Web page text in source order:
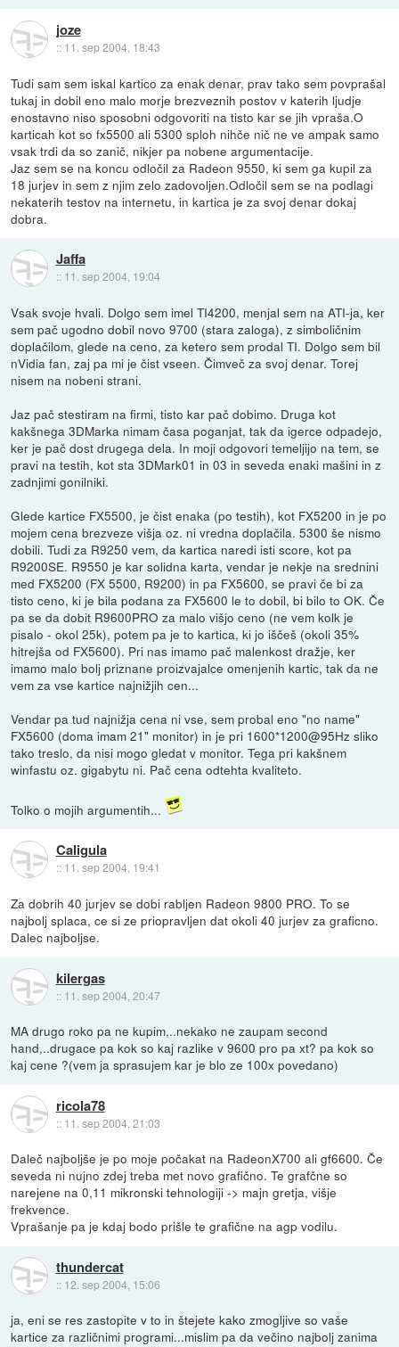
joze
:: 11. sep 2004, 18:43
Tudi sam sem iskal kartico za enak denar, prav tako sem povprašal
tukaj in dobil eno malo morje brezveznih postov v katerih ljudje
enostavno niso sposobni odgovoriti na tisto kar se jih vpraša.O
karticah kot so fx5500 ali 5300 sploh nihče nič ne ve ampak samo
vsak trdi da so zanič, nikjer pa nobene argumentacije.
Jaz sem se na koncu odločil za Radeon 9550, ki sem ga kupil za
18 jurjev in sem z njim zelo zadovoljen.Odločil sem se na podlagi
nekaterih testov na internetu, in kartica je za svoj denar dokaj
dobra.
Jaffa
:: 11. sep 2004, 19:04
Vsak svoje hvali. Dolgo sem imel TI4200, menjal sem na ATI-ja, ker
sem pač ugodno dobil novo 9700 (stara zaloga), z simboličnim
doplačilom, glede na ceno, za ketero sem prodal TI. Dolgo sem bil
nVidia fan, zaj pa mi je čist vseen. Čimveč za svoj denar. Torej
nisem na nobeni strani.
Jaz pač stestiram na firmi, tisto kar pač dobimo. Druga kot
kakšnega 3DMarka nimam časa poganjat, tak da igerce odpadejo,
ker je pač dost drugega dela. In moji odgovori temeljijo na tem, se
pravi na testih, kot sta 3DMark01 in 03 in seveda enaki mašini in z
zadnjimi gonilniki.
Glede kartice FX5500, je čist enaka (po testih), kot FX5200 in je po
mojem cena brezveze višja oz. ni vredna doplačila. 5300 še nismo
dobili. Tudi za R9250 vem, da kartica naredi isti score, kot pa
R9200SE. R9550 je kar solidna karta, vendar je nekje na srednini
med FX5200 (FX 5500, R9200) in pa FX5600, se pravi če bi za
tisto ceno, ki je bila podana za FX5600 le to dobil, bi bilo to OK. Če
pa se da dobit R9600PRO za malo višjo ceno (ne vem kolk je
pisalo - okol 25k), potem pa je to kartica, ki jo iščeš (okoli 35%
hitrejša od FX5600). Pri nas imamo pač malenkost dražje, ker
imamo malo bolj priznane proizvajalce omenjenih kartic, tak da ne
vem za vse kartice najnižjih cen...
Vendar pa tud najnižja cena ni vse, sem probal eno "no name"
FX5600 (doma imam 21" monitor) in je pri 1600*1200@95Hz sliko
tako treslo, da nisi mogo gledat v monitor. Tega pri kakšnem
winfastu oz. gigabytu ni. Pač cena odtehta kvaliteto.
Tolko o mojih argumentih...
Caligula
:: 11. sep 2004, 19:41
Za dobrih 40 jurjev se dobi rabljen Radeon 9800 PRO. To se
najbolj splaca, ce si ze priopravljen dat okoli 40 jurjev za graficno.
Dalec najboljse.
kilergas
:: 11. sep 2004, 20:47
MA drugo roko pa ne kupim,..nekako ne zaupam second
hand,..drugace pa kok so kaj razlike v 9600 pro pa xt? pa kok so
kaj cene ?(vem ja sprasujem kar je blo ze 100x povedano)
ricola78
:: 11. sep 2004, 21:03
Daleč najboljše je po moje počakat na RadeonX700 ali gf6600. Če
seveda ni nujno zdej treba met novo grafično. Te grafčne so
narejene na 0,11 mikronski tehnologiji -> majn gretja, višje
frekvence.
Vprašanje pa je kdaj bodo prišle te grafične na agp vodilu.
thundercat
:: 12. sep 2004, 15:06
ja, eni se res zastopite v to in štejete kako zmogljive so vaše
kartice za različnimi programi...mislim pa da večino najbolj zanima